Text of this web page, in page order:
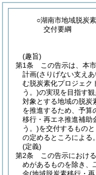
○湖南市地域脱炭
交付要綱
(趣旨)
第1条
この告示は、本
計画(さりげない支え
む脱炭素化プロジェク
う。)の実現を目指す
対象とする地域の脱炭
を推進するため、予算
移行・再エネ推進補助
う。)を交付するもの
の定めるところによる。
(定義)
第2条
この告示におけ
めがあるものを除き、